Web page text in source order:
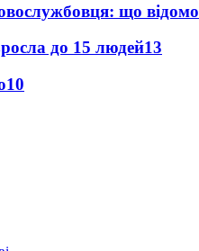
що відомо
до 15 людей13
10